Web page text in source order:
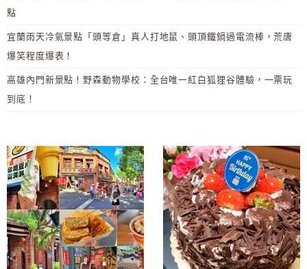
點
宜蘭雨天冷氣景點「頭等倉」真人打地鼠、頭頂鐵鍋過電流棒，荒唐
爆笑程度爆表！
高雄內門新景點！野森動物學校：全台唯一紅白狐狸谷體驗，一票玩
到底！